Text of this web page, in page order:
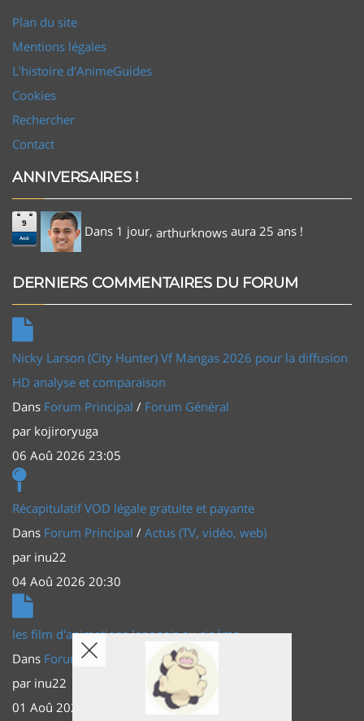
Plan du site
Mentions légales
L'histoire d'AnimeGuides
Cookies
Rechercher
Contact
ANNIVERSAIRES !
9
Aoû Dans 1 jour, arthurknows aura 25 ans !
DERNIERS COMMENTAIRES DU FORUM
Nicky Larson (City Hunter) Vf Mangas 2026 pour la diffusion
HD analyse et comparaison
Dans Forum Principal / Forum Général
par kojiroryuga
06 Aoû 2026 23:05
Récapitulatif VOD légale gratuite et payante
Dans Forum Principal / Actus (TV, vidéo, web)
par inu22
04 Aoû 2026 20:30
les film d'animations Japonais au cinéma
Dans Forum Principal
Actus (TV, vidéo, web)
par inu22
01 Aoû 2026 20:56